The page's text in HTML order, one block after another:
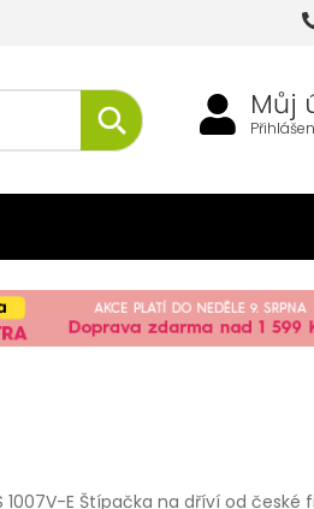
Můj
1007V-E Štípačka na dříví od české